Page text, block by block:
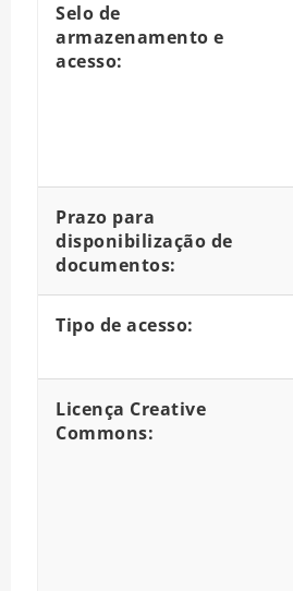
Selo de
armazenamento e
acesso:
Prazo para
disponibilização de
documentos:
Tipo de acesso:
Licença Creative
Commons: